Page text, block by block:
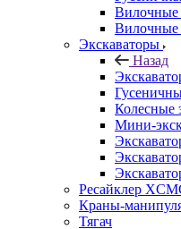
Вилочные
Вилочные
Экскаваторы
Назад
Колесные
Мини-
Ресайклер
Краны-
Тягач